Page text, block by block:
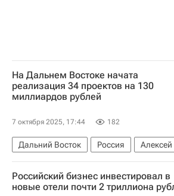
На Дальнем Востоке начата
реализация 34 проектов на 130
миллиардов рублей
7 октября 2025, 17:44 182
Дальний Восток Россия
Алексей
Строительство
Инфраструктура
Российский бизнес инвестировал в
новые отели почти 2 триллиона